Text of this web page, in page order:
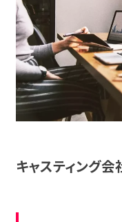
キャスティング